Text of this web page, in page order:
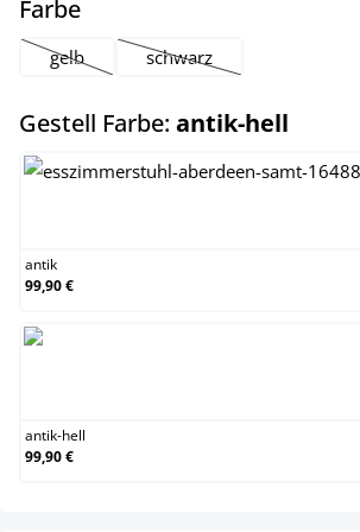
Farbeauswählen
gelb
(Diese Option ist zurzeit nicht verfügbar.)
schwarz
(Diese Option ist zurzeit
Gestell Farbe: antik-hell
antik
99,90 €
antik-hell
99,90 €